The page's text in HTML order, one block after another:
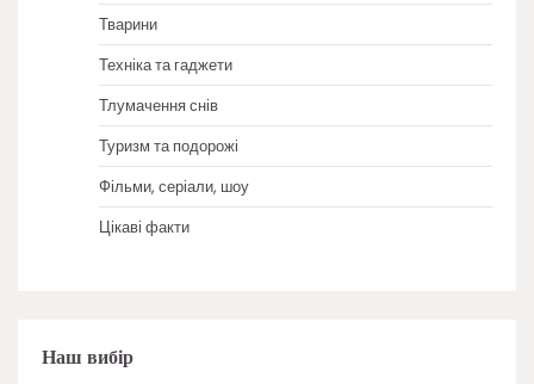
Тварини
Техніка та гаджети
Тлумачення снів
Туризм та подорожі
Фільми, серіали, шоу
Цікаві факти
Наш вибір